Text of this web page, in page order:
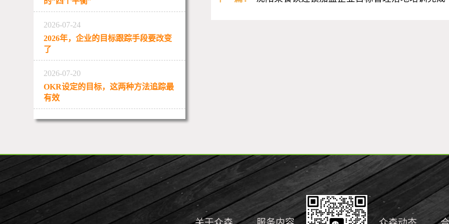
2026-07-24
2026年，企业的目标跟踪手段要改变
了
2026-07-20
OKR设定的目标，这两种方法追踪最
有效